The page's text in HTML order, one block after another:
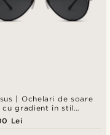
| Ochelari de soare
cu gradient în stil
Lei